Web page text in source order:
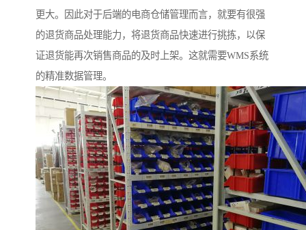
更大。因此对于后端的电商仓储管理而言，就要有很强
的退货商品处理能力，将退货商品快速进行挑拣，以保
证退货能再次销售商品的及时上架。这就需要WMS系统
的精准数据管理。